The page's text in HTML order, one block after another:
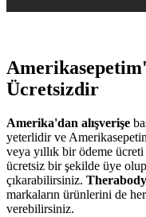
Ücretsizdir
Amerika'dan alışverişe
yeterlidir ve
veya yıllık bir ödeme ücreti
ücretsiz bir şekilde üye olup
çıkarabilirsiniz. Therabody
markaların ürünlerini de
verebilirsiniz.